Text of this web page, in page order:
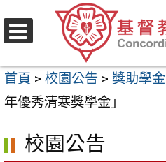
至
要
內
區
首頁 > 校園公告 > 獎助學金
年優秀清寒獎學金」
校園公告
選
單